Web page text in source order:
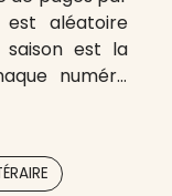
est aléatoire
saison est la
numéro
(vers